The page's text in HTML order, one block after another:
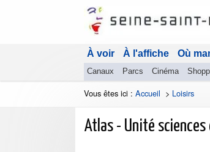
À voir À l'affiche Où
Canaux Parcs Cinéma
Vous êtes ici : Accueil > Loisirs
Atlas - Unité